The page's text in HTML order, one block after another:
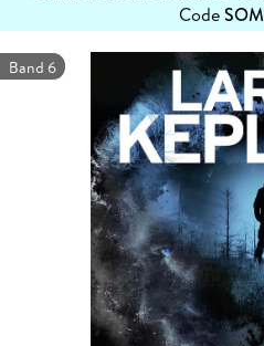
Code
erfahren
Band 6